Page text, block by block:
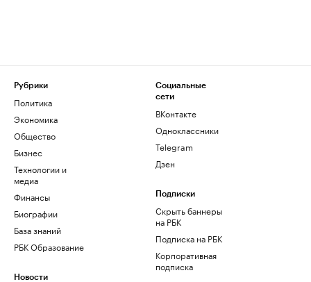
Рубрики
Политика
Экономика
Общество
Бизнес
Технологии и
медиа
Финансы
Биографии
База знаний
РБК Образование
Новости
Социальные
сети
ВКонтакте
Одноклассники
Telegram
Дзен
Подписки
Скрыть баннеры
на РБК
Подписка на РБК
Корпоративная
подписка